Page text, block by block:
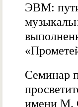
ЭВМ:
Семинар
имени М.